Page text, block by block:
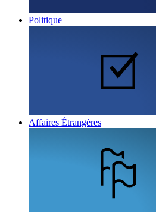
Politique
Affaires Étrangères